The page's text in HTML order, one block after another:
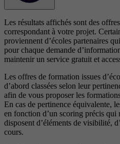
Les résultats affichés sont des
correspondant à votre projet.
proviennent d’écoles partenaires
pour chaque demande
maintenir un service gratuit et
Les offres de formation issues
d’abord classées selon leur
afin de vous proposer les
En cas de pertinence équivalente,
en fonction d’un scoring précis qui
disposent d’éléments de visibilité,
cours.